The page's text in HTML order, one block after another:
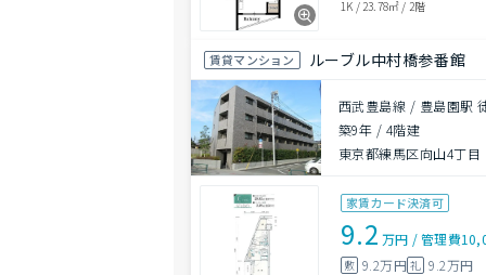
1K / 23.78㎡ / 2階
賃貸マンション ルーブル中村橋参番館
西武豊島線 / 豊島園駅
築9年 / 4階建
東京都練馬区向山4丁目
家賃カード決済可
9.2 万円 /管理費
敷 9.2万円礼 9.2万円